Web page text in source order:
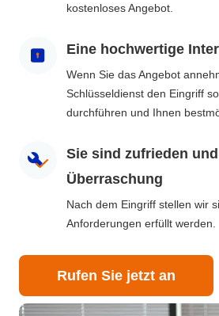
kostenloses Angebot.
Eine hochwertige
Wenn Sie das Angebot
Schlüsseldienst den Eingriff
durchführen und Ihnen
Sie sind zufrieden
Überraschung
Nach dem Eingriff stellen wir
Anforderungen erfüllt werden.
Rufen Sie jetzt an